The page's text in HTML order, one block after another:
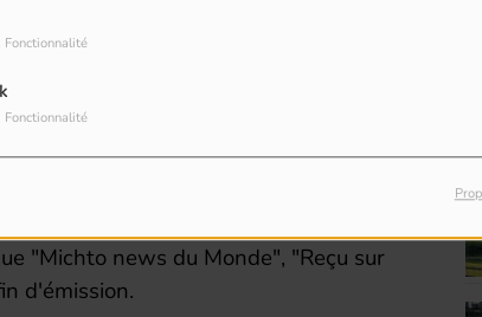
series Star Wars: nous font-elles
méchants dans le cinéma: ont-ils
"Michto news du Monde", "Reçu sur
d'émission.